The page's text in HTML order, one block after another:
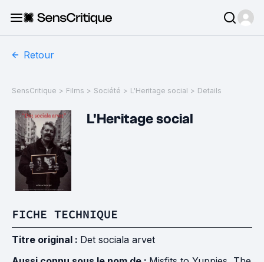
Retour
SensCritique > Films > Société > L'Heritage social > Details
L'Heritage social
FICHE TECHNIQUE
Titre original : Det sociala arvet